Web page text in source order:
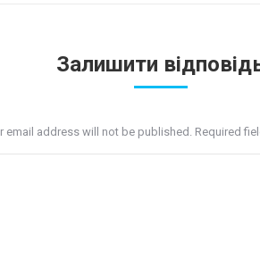
Залишити
email address will not be published. Required